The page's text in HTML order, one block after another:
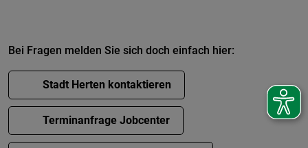
Bei Fragen melden Sie sich doch einfach hier:
Stadt Herten kontaktieren
Terminanfrage Jobcenter